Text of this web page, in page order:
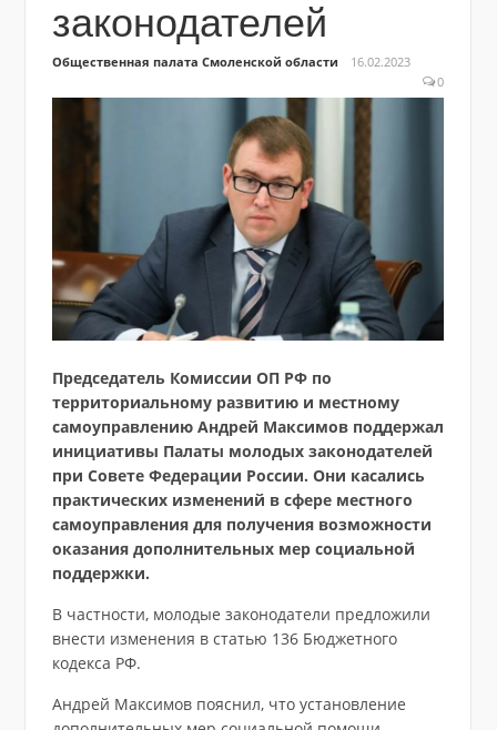
законодателей
Общественная палата Смоленской области
16.02.2023
0
Председатель Комиссии ОП РФ по
территориальному развитию и местному
самоуправлению Андрей Максимов поддержал
инициативы Палаты молодых законодателей
при Совете Федерации России. Они касались
практических изменений в сфере местного
самоуправления для получения возможности
оказания дополнительных мер социальной
поддержки.
В частности, молодые законодатели предложили
внести изменения в статью 136 Бюджетного
кодекса РФ.
Андрей Максимов пояснил, что установление